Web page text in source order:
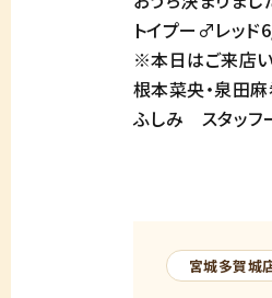
トイプー♂レッド
※本日はご来店い
根本菜央・泉田麻
ふしみ スタッフ
宮城多賀城